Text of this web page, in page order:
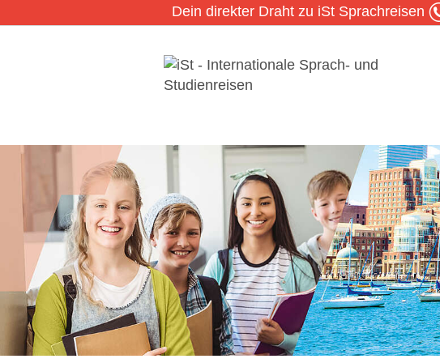
Dein direkter Draht zu iSt Sprachreisen